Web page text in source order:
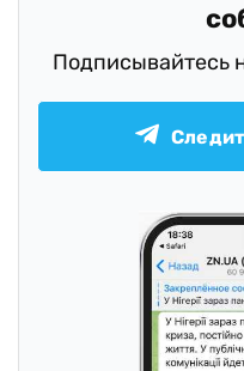
Подписывайтесь